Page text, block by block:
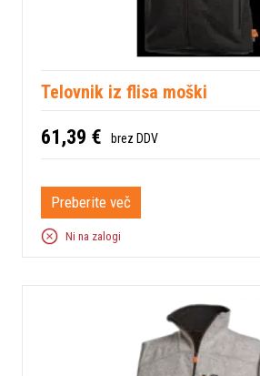
Telovnik iz flisa moški
61,39 € brez DDV
Preberite več
Ni na zalogi